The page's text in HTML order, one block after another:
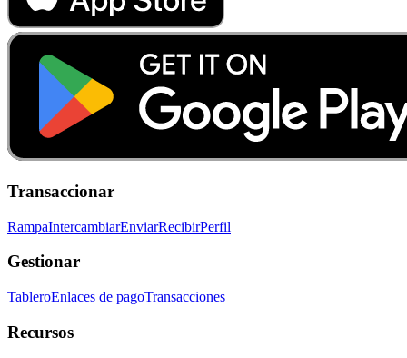
Transaccionar
RampaIntercambiarEnviarRecibirPerfil
Gestionar
TableroEnlaces de pagoTransacciones
Recursos